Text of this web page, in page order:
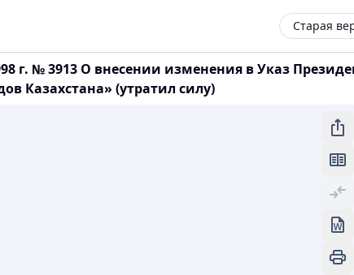
Старая
г. № 3913 О внесении изменения в Указ
Казахстана» (утратил силу)